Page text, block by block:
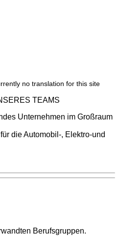
no translation for this site
TEAMS
Unternehmen im Großraum
die Automobil-, Elektro-und
Berufsgruppen.